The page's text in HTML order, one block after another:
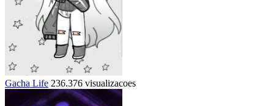
Gacha Life 236.376 visualizacoes